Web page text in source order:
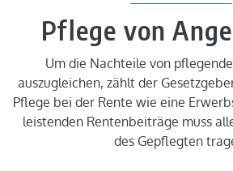
Pflege von
Um die Nachteile von
auszugleichen, zählt der
Pflege bei der Rente wie eine
leistenden Rentenbeiträge muss
des Gepflegten